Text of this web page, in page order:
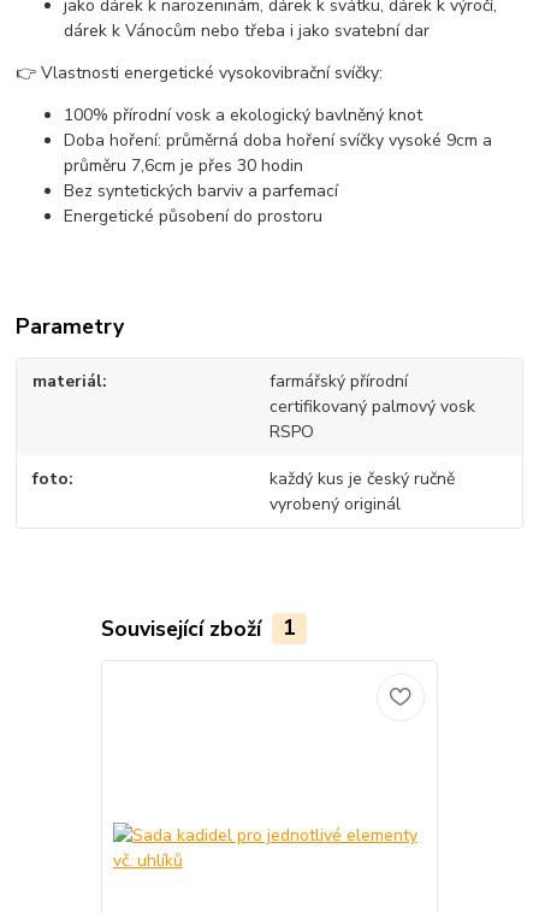
jako dárek k narozeninám, dárek k svátku, dárek k výročí,
dárek k Vánocům nebo třeba i jako svatební dar
👉 Vlastnosti energetické vysokovibrační svíčky:
100% přírodní vosk a ekologický bavlněný knot
Doba hoření: průměrná doba hoření svíčky vysoké 9cm a
průměru 7,6cm je přes 30 hodin
Bez syntetických barviv a parfemací
Energetické působení do prostoru
Parametry
materiál
farmářský přírodní
certifikovaný palmový vosk
RSPO
foto
každý kus je český ručně
vyrobený originál
Související zboží 1